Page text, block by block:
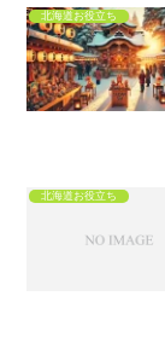
北海道お役立ち
北海道お役立ち